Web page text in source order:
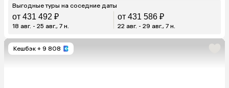
Выгодные туры на соседние даты
от 431 492 ₽
18 авг. - 25 авг., 7 н.
от 431 586 ₽
22 авг. - 29 авг., 7 н.
Кешбэк + 9 808